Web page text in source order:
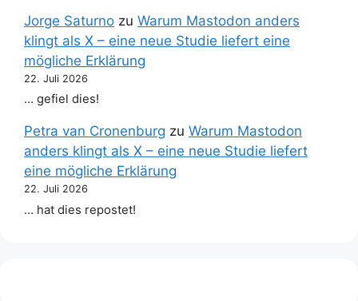
Jorge Saturno zu Warum Mastodon anders
klingt als X – eine neue Studie liefert eine
mögliche Erklärung
22. Juli 2026
… gefiel dies!
Petra van Cronenburg zu Warum Mastodon
anders klingt als X – eine neue Studie liefert
eine mögliche Erklärung
22. Juli 2026
… hat dies repostet!